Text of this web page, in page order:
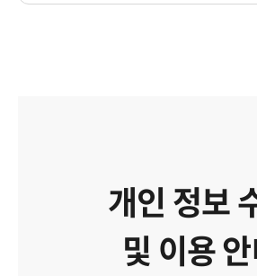
개인 정보
및 이용